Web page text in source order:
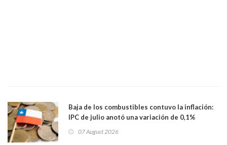
Baja de los combustibles contuvo la inflación:
IPC de julio anotó una variación de 0,1%
07 August 2026